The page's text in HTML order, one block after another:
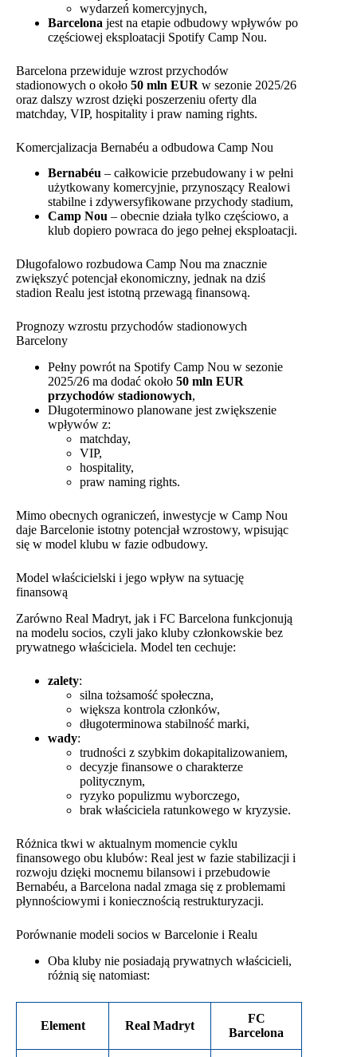
wydarzeń komercyjnych,
Barcelona jest na etapie odbudowy wpływów po
częściowej eksploatacji Spotify Camp Nou.
Barcelona przewiduje wzrost przychodów
stadionowych o około 50 mln EUR w sezonie 2025/26
oraz dalszy wzrost dzięki poszerzeniu oferty dla
matchday, VIP, hospitality i praw naming rights.
Komercjalizacja Bernabéu a odbudowa Camp Nou
Bernabéu – całkowicie przebudowany i w pełni
użytkowany komercyjnie, przynoszący Realowi
stabilne i zdywersyfikowane przychody stadium,
Camp Nou – obecnie działa tylko częściowo, a
klub dopiero powraca do jego pełnej eksploatacji.
Długofalowo rozbudowa Camp Nou ma znacznie
zwiększyć potencjał ekonomiczny, jednak na dziś
stadion Realu jest istotną przewagą finansową.
Prognozy wzrostu przychodów stadionowych
Barcelony
Pełny powrót na Spotify Camp Nou w sezonie
2025/26 ma dodać około 50 mln EUR
przychodów stadionowych,
Długoterminowo planowane jest zwiększenie
wpływów z:
matchday,
VIP,
hospitality,
praw naming rights.
Mimo obecnych ograniczeń, inwestycje w Camp Nou
daje Barcelonie istotny potencjał wzrostowy, wpisując
się w model klubu w fazie odbudowy.
Model właścicielski i jego wpływ na sytuację
finansową
Zarówno Real Madryt, jak i FC Barcelona funkcjonują
na modelu socios, czyli jako kluby członkowskie bez
prywatnego właściciela. Model ten cechuje:
zalety:
silna tożsamość społeczna,
większa kontrola członków,
długoterminowa stabilność marki,
wady:
trudności z szybkim dokapitalizowaniem,
decyzje finansowe o charakterze
politycznym,
ryzyko populizmu wyborczego,
brak właściciela ratunkowego w kryzysie.
Różnica tkwi w aktualnym momencie cyklu
finansowego obu klubów: Real jest w fazie stabilizacji i
rozwoju dzięki mocnemu bilansowi i przebudowie
Bernabéu, a Barcelona nadal zmaga się z problemami
płynnościowymi i koniecznością restrukturyzacji.
Porównanie modeli socios w Barcelonie i Realu
Oba kluby nie posiadają prywatnych właścicieli,
różnią się natomiast:
Element Real Madryt
FC
Barcelona